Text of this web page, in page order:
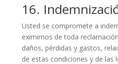
16.
Usted se compromete a
eximirnos de toda
daños, pérdidas y gastos,
de estas condiciones y de las